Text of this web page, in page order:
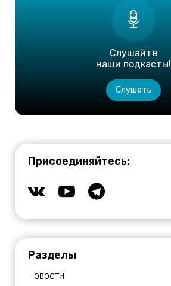
Слушайте
наши подкасты!
Слушать
Присоединяйтесь:
Разделы
Новости